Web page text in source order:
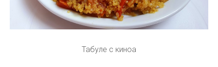
Табуле с киноа